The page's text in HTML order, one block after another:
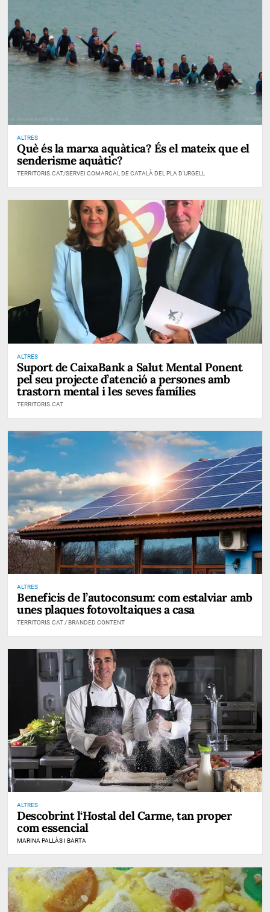
ALTRES
Què és la marxa aquàtica? És el mateix que el
senderisme aquàtic?
TERRITORIS.CAT/SERVEI COMARCAL DE CATALÀ DEL PLA D'URGELL
ALTRES
Suport de CaixaBank a Salut Mental Ponent
pel seu projecte d’atenció a persones amb
trastorn mental i les seves famílies
TERRITORIS.CAT
ALTRES
Beneficis de l’autoconsum: com estalviar amb
unes plaques fotovoltaiques a casa
TERRITORIS.CAT / BRANDED CONTENT
ALTRES
Descobrint l‘Hostal del Carme, tan proper
com essencial
MARINA PALLÀS I BARTA